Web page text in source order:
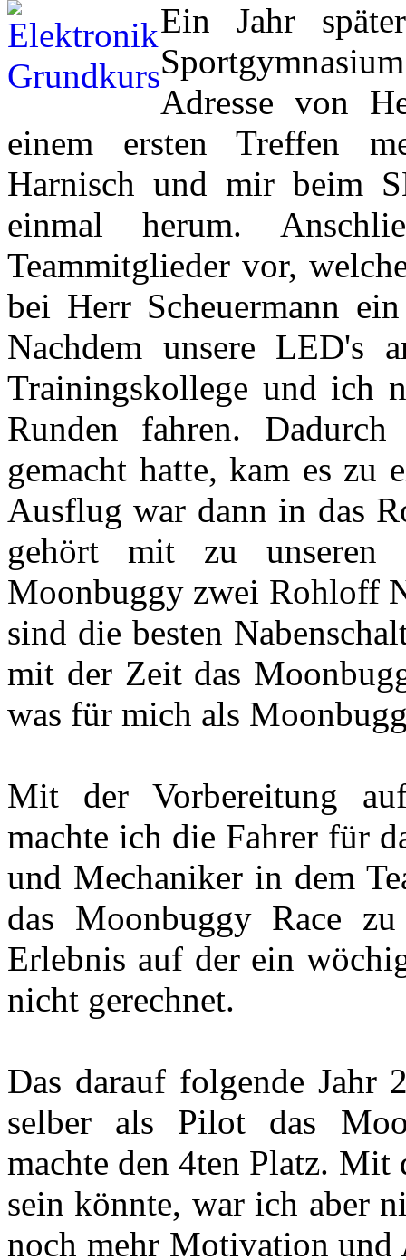
Ein Jahr
Adresse von
einem ersten Treffen
Harnisch und mir beim
einmal herum.
Teammitglieder vor,
bei Herr Scheuermann
Nachdem unsere LED's
Trainingskollege und ich
Runden fahren.
gemacht hatte, kam es zu
Ausflug war dann in das
gehört mit zu unseren
Moonbuggy zwei Rohloff
sind die besten
mit der Zeit das
was für mich als
Mit der Vorbereitung
machte ich die Fahrer für
und Mechaniker in dem
das Moonbuggy Race
Erlebnis auf der ein
nicht gerechnet.
Das darauf folgende Jahr
selber als Pilot das
machte den 4ten Platz. Mit
sein könnte, war ich aber
noch mehr Motivation und